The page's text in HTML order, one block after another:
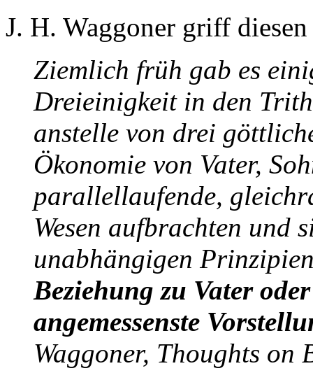
J. H. Waggoner griff
Ziemlich früh gab es
Dreieinigkeit in den
anstelle von drei
Ökonomie von Vater,
parallellaufende,
Wesen aufbrachten und
unabhängigen
Beziehung zu Vater
angemessenste
Waggoner, Thoughts on